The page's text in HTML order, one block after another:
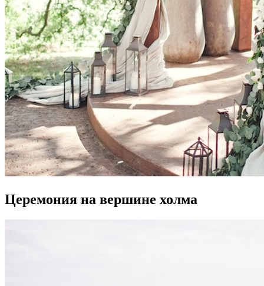
Церемония на вершине холма